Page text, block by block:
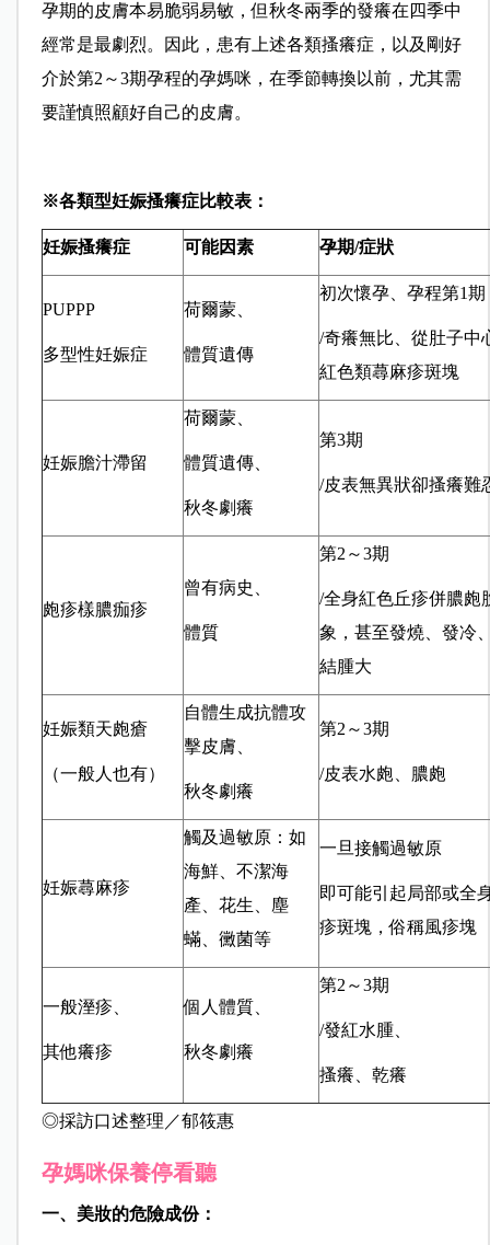
孕期的皮膚本易脆弱易敏，但秋冬兩季的發癢在四季中
經常是最劇烈。因此，患有上述各類搔癢症，以及剛好
介於第2～3期孕程的孕媽咪，在季節轉換以前，尤其需
要謹慎照顧好自己的皮膚。
※各類型妊娠搔癢症比較表：
妊娠搔癢症 可能因素 孕期/症狀
PUPPP
多型性妊娠症
荷爾蒙、
體質遺傳
初次懷孕、孕程第1期
/奇癢無比、從肚子中
紅色類蕁麻疹斑塊
妊娠膽汁滯留
荷爾蒙、
體質遺傳、
秋冬劇癢
第3期
/皮表無異狀卻搔癢難
皰疹樣膿痂疹
曾有病史、
體質
第2～3期
/全身紅色丘疹併膿皰
象，甚至發燒、發冷
結腫大
妊娠類天皰瘡
（一般人也有）
自體生成抗體攻
擊皮膚、
秋冬劇癢
第2～3期
/皮表水皰、膿皰
妊娠蕁麻疹
觸及過敏原：如
海鮮、不潔海
產、花生、塵
蟎、黴菌等
一旦接觸過敏原
即可能引起局部或全
疹斑塊，俗稱風疹塊
一般溼疹、
其他癢疹
個人體質、
秋冬劇癢
第2～3期
/發紅水腫、
搔癢、乾癢
◎採訪口述整理／郁筱惠
孕媽咪保養停看聽
一、美妝的危險成份：